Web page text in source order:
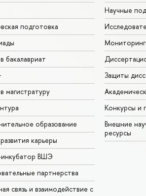
подготовка
бакалавриат
магистратуру
образование
карьеры
инкубатор ВШЭ
партнерства
связь и взаимодействие с
Научные
Защиты
Конкурсы и
Внешние
ресурсы